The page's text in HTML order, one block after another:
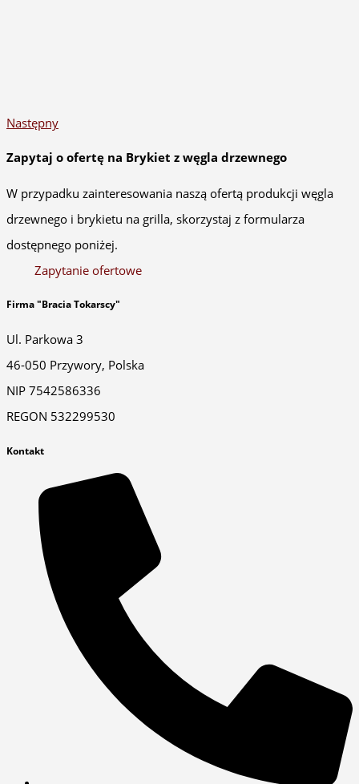
Następny
Zapytaj o ofertę na Brykiet z węgla drzewnego
W przypadku zainteresowania naszą ofertą produkcji węgla
drzewnego i brykietu na grilla, skorzystaj z formularza
dostępnego poniżej.
Zapytanie ofertowe
Firma "Bracia Tokarscy"
Ul. Parkowa 3
46-050 Przywory, Polska
NIP 7542586336
REGON 532299530
Kontakt